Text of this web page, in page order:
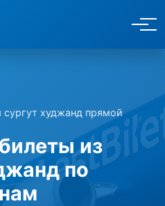
сургут худжанд прямой
из
по